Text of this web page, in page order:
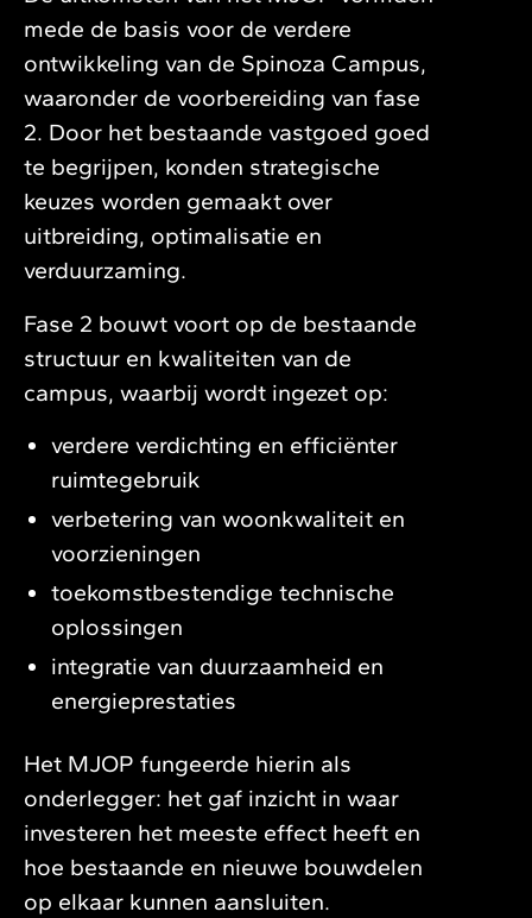
mede de basis voor de verdere
ontwikkeling van de Spinoza Campus,
waaronder de voorbereiding van fase
2. Door het bestaande vastgoed goed
te begrijpen, konden strategische
keuzes worden gemaakt over
uitbreiding, optimalisatie en
verduurzaming.
Fase 2 bouwt voort op de bestaande
structuur en kwaliteiten van de
campus, waarbij wordt ingezet op:
verdere verdichting en efficiënter
ruimtegebruik
verbetering van woonkwaliteit en
voorzieningen
toekomstbestendige technische
oplossingen
integratie van duurzaamheid en
energieprestaties
Het MJOP fungeerde hierin als
onderlegger: het gaf inzicht in waar
investeren het meeste effect heeft en
hoe bestaande en nieuwe bouwdelen
op elkaar kunnen aansluiten.